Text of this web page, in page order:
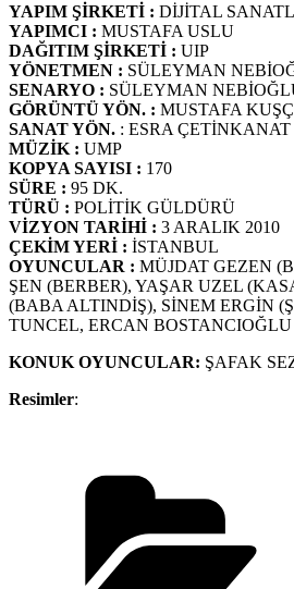
YAPIM ŞİRKETİ : DİJİTAL
YAPIMCI : MUSTAFA USLU
DAĞITIM ŞİRKETİ : UIP
YÖNETMEN : SÜLEYMAN
SENARYO : SÜLEYMAN
GÖRÜNTÜ YÖN. : MUSTAFA
SANAT YÖN. : ESRA ÇETİNKANAT
MÜZİK : UMP
KOPYA SAYISI : 170
SÜRE : 95 DK.
TÜRÜ : POLİTİK GÜLDÜRÜ
VİZYON TARİHİ : 3 ARALIK 2010
ÇEKİM YERİ : İSTANBUL
OYUNCULAR : MÜJDAT GEZEN
ŞEN (BERBER), YAŞAR UZEL
(BABA ALTINDİŞ), SİNEM ERGİN
TUNCEL, ERCAN BOSTANCIOĞLU
KONUK OYUNCULAR: ŞAFAK
Resimler: